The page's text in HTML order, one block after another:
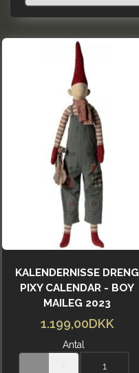
KALENDERNISSE DRENG
PIXY CALENDAR - BOY
MAILEG 2023
1.199,00DKK
Antal